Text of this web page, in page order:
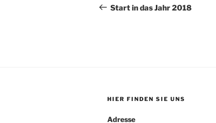
Beitrag
Start in das Jahr 2018
HIER FINDEN SIE UNS
Adresse